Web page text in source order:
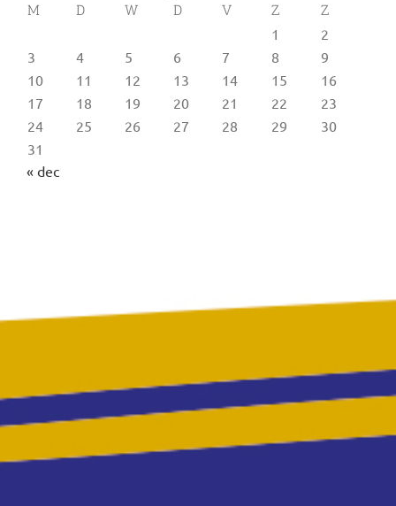
M D W D V Z Z
1
2
3
4 5 6 7 8
9
10
11 12 13 14 15
16
17
18 19 20 21 22
23
24
25 26 27 28 29
30
31
« dec